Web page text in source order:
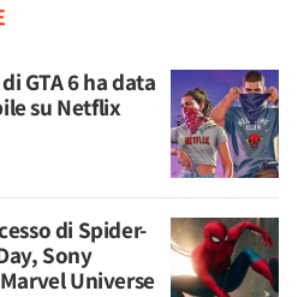
GTA 6 ha data
su Netflix
di Spider-
Sony
Universe